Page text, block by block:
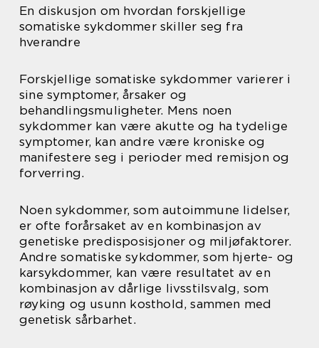
En diskusjon om hvordan forskjellige
somatiske sykdommer skiller seg fra
hverandre
Forskjellige somatiske sykdommer varierer i
sine symptomer, årsaker og
behandlingsmuligheter. Mens noen
sykdommer kan være akutte og ha tydelige
symptomer, kan andre være kroniske og
manifestere seg i perioder med remisjon og
forverring.
Noen sykdommer, som autoimmune lidelser,
er ofte forårsaket av en kombinasjon av
genetiske predisposisjoner og miljøfaktorer.
Andre somatiske sykdommer, som hjerte- og
karsykdommer, kan være resultatet av en
kombinasjon av dårlige livsstilsvalg, som
røyking og usunn kosthold, sammen med
genetisk sårbarhet.